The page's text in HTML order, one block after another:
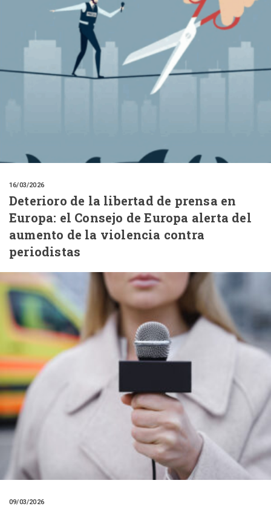
16/03/2026
Deterioro de la libertad de prensa en
Europa: el Consejo de Europa alerta del
aumento de la violencia contra
periodistas
09/03/2026